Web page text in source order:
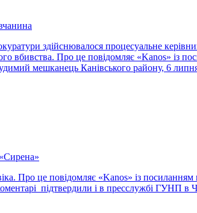
здійснювалося процесуальне
вбивства. Про це повідомляє «Kanos» із
мешканець Канівського району, 6
Про це повідомляє «Kanos» із
підтвердили і в пресслужбі ГУНП в